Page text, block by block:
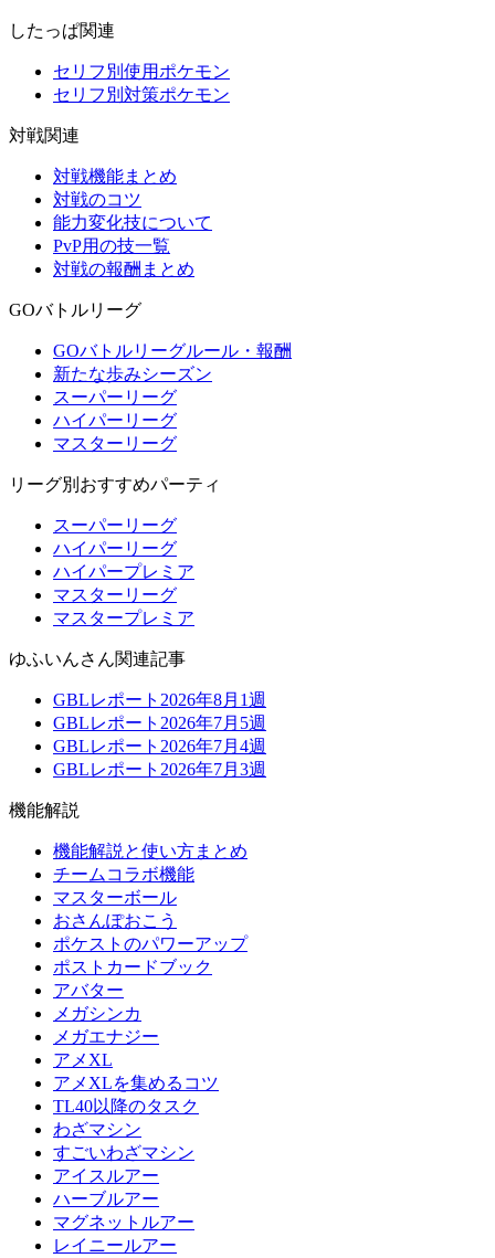
したっぱ関連
セリフ別使用ポケモン
セリフ別対策ポケモン
対戦関連
対戦機能まとめ
対戦のコツ
能力変化技について
PvP用の技一覧
対戦の報酬まとめ
GOバトルリーグ
GOバトルリーグルール・報酬
新たな歩みシーズン
スーパーリーグ
ハイパーリーグ
マスターリーグ
リーグ別おすすめパーティ
スーパーリーグ
ハイパーリーグ
ハイパープレミア
マスターリーグ
マスタープレミア
ゆふいんさん関連記事
GBLレポート2026年8月1週
GBLレポート2026年7月5週
GBLレポート2026年7月4週
GBLレポート2026年7月3週
機能解説
機能解説と使い方まとめ
チームコラボ機能
マスターボール
おさんぽおこう
ポケストのパワーアップ
ポストカードブック
アバター
メガシンカ
メガエナジー
アメXL
アメXLを集めるコツ
TL40以降のタスク
わざマシン
すごいわざマシン
アイスルアー
ハーブルアー
マグネットルアー
レイニールアー